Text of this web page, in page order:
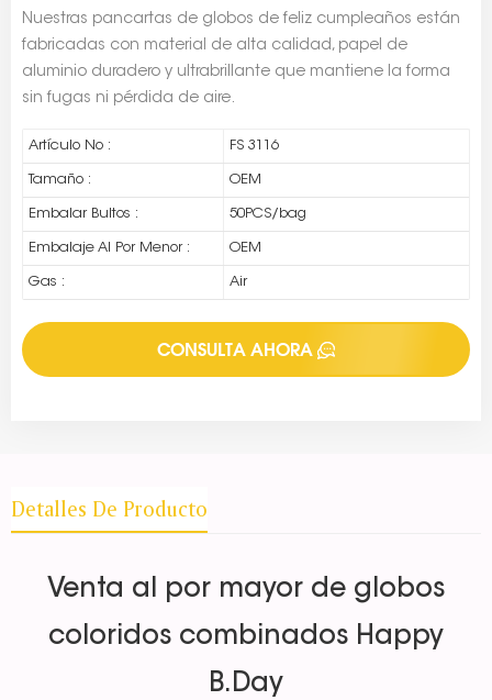
Nuestras pancartas de globos de feliz cumpleaños están
fabricadas con material de alta calidad, papel de
aluminio duradero y ultrabrillante que mantiene la forma
sin fugas ni pérdida de aire.
Artículo No : FS 3116
Tamaño : OEM
Embalar Bultos : 50PCS/bag
Embalaje Al Por Menor : OEM
Gas : Air
CONSULTA AHORA
Detalles De Producto
Venta al por mayor de globos
coloridos combinados Happy
B.Day